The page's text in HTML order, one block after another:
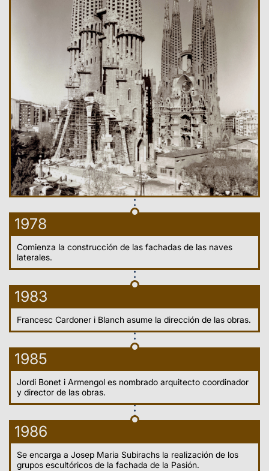
1978
Comienza la construcción de las fachadas de las naves
laterales.
1983
Francesc Cardoner i Blanch asume la dirección de las obras.
1985
Jordi Bonet i Armengol es nombrado arquitecto coordinador
y director de las obras.
1986
Se encarga a Josep Maria Subirachs la realización de los
grupos escultóricos de la fachada de la Pasión.